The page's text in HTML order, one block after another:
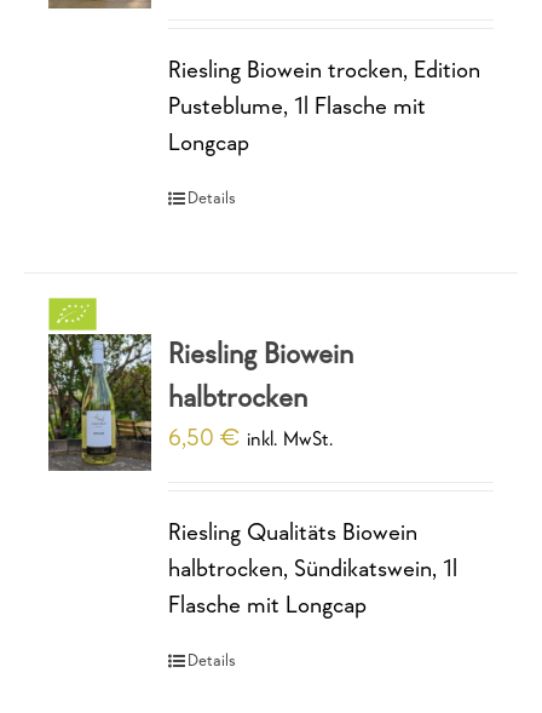
Riesling Biowein trocken, Edition
Pusteblume, 1l Flasche mit
Longcap
Details
Riesling Biowein
halbtrocken
6,50€ inkl. MwSt.
Riesling Qualitäts Biowein
halbtrocken, Sündikatswein, 1l
Flasche mit Longcap
Details